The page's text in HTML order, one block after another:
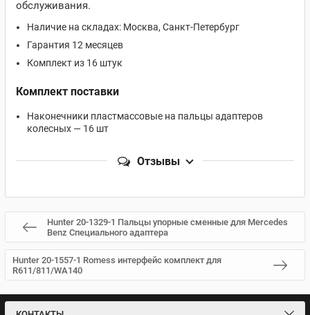
обслуживания.
Наличие на складах: Москва, Санкт-Петербург
Гарантия 12 месяцев
Комплект из 16 штук
Комплект поставки
Наконечники пластмассовые на пальцы адаптеров
колесных — 16 шт
Отзывы
Hunter 20-1329-1 Пальцы упорные сменные для Mercedes
Benz Специального адаптера
Hunter 20-1557-1 Romess интерфейс комплект для
R611/811/WA140